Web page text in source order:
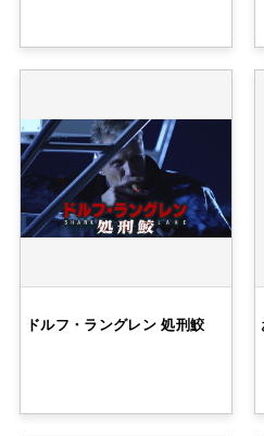
ドルフ・ラングレン 処刑鮫